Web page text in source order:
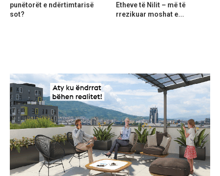
punëtorët e ndërtimtarisë
sot?
Etheve të Nilit – më të
rrezikuar moshat e...